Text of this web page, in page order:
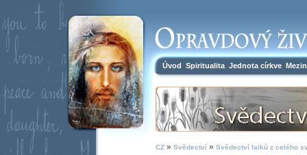
Úvod Spiritualita Jednota církve
CZ » Svědectví » Svědectví laiků z celého